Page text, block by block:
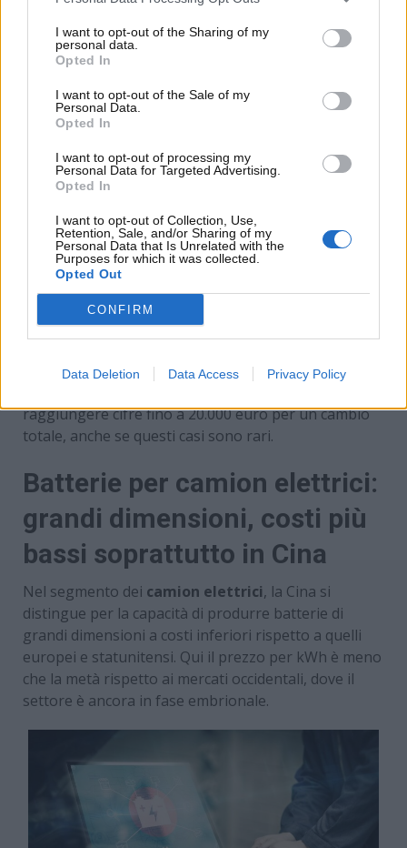
I want to opt-out of the Sharing of my
personal data.
Opted In
I want to opt-out of the Sale of my
Personal Data.
Opted In
I want to opt-out of processing my
Personal Data for Targeted Advertising.
Opted In
I want to opt-out of Collection, Use,
Retention, Sale, and/or Sharing of my
Personal Data that Is Unrelated with the
Purposes for which it was collected.
Opted Out
CONFIRM
Data Deletion Data Access Privacy Policy
Uno studio recente supportato da Goldman Sachs e
condotto da Recurrent prevede un
del costo per kWh, che entro il 2030 potrebbe
raggiungere valori tra i 32 e i 64 dollari per kWh
90-100 kWh). Tale cifra risulterebbe comparabile o
addirittura inferiore al costo di una riparazione
segnando un punto di svolta per la diffusione di
veicoli elettrici.
Nelle stime attuali, sostituire la batteria completa di
un Nissan Leaf può costare tra
senza considerare la manodopera. Per i modelli
9.400 e 23.500euro, a seconda del modello e dell’età
raggiungere cifre fino a 20.000 euro per un cambio
totale, anche se questi casi sono rari.
Batterie per camion elettrici:
grandi dimensioni, costi più
bassi soprattutto in Cina
Nel segmento dei camion elettrici, la Cina si
distingue per la capacità di produrre batterie di
grandi dimensioni a costi inferiori rispetto a quelli
europei e statunitensi. Qui il prezzo per kWh è meno
che la metà rispetto ai mercati occidentali, dove il
settore è ancora in fase embrionale.